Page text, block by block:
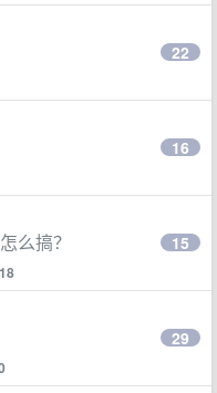
22
16
么搞？ 15
29